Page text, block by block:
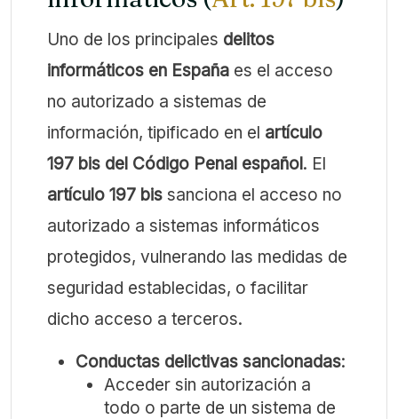
Uno de los principales delitos
informáticos en España es el acceso
no autorizado a sistemas de
información, tipificado en el artículo
197 bis del Código Penal español. El
artículo 197 bis sanciona el acceso no
autorizado a sistemas informáticos
protegidos, vulnerando las medidas de
seguridad establecidas, o facilitar
dicho acceso a terceros.
Conductas delictivas sancionadas:
Acceder sin autorización a
todo o parte de un sistema de